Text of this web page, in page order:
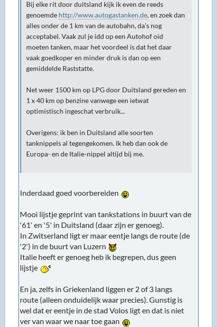
Bij elke rit door duitsland kijk ik even de reeds
genoemde http://www.autogastanken.de, en zoek dan
alles onder de 1 km van de autobahn, da's nog
acceptabel. Vaak zul je idd op een Autohof oid
moeten tanken, maar het voordeel is dat het daar
vaak goedkoper en minder druk is dan op een
gemiddelde Raststatte.
Net weer 1500 km op LPG door Duitsland gereden en
1 x 40 km op benzine vanwege een ietwat
optimistisch ingeschat verbruik...
Overigens: ik ben in Duitsland alle soorten
tanknippels al tegengekomen. Ik heb dan ook de
Europa- en de Italie-nippel altijd bij me.
Inderdaad goed voorbereiden
Mooi lijstje geprint van tankstations in buurt van de
'61' en '5' in Duitsland (daar zijn er genoeg).
In Zwitserland ligt er maar eentje langs de route (de
'2') in de buurt van Luzern
Italie heeft er genoeg heb ik begrepen, dus geen
lijstje
En ja, zelfs in Griekenland liggen er 2 of 3 langs
route (alleen onduidelijk waar precies). Gunstig is
wel dat er eentje in de stad Volos ligt en dat is niet
ver van waar we naar toe gaan